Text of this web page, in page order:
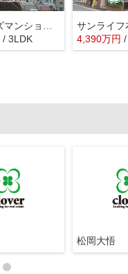
/ 3LDK
サンライフ
4,390万円
松岡大悟